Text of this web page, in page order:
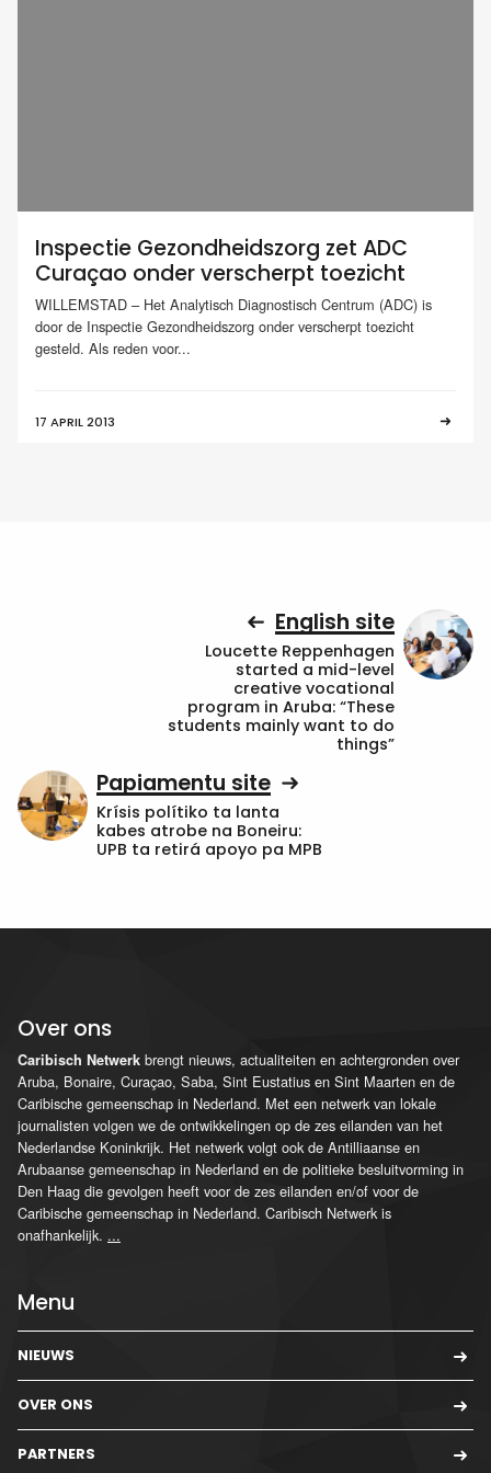
Inspectie Gezondheidszorg zet ADC
Curaçao onder verscherpt toezicht
WILLEMSTAD – Het Analytisch Diagnostisch Centrum (ADC) is
door de Inspectie Gezondheidszorg onder verscherpt toezicht
gesteld. Als reden voor...
17 APRIL 2013
English site
Loucette Reppenhagen
started a mid-level
creative vocational
program in Aruba: “These
students mainly want to do
things”
Papiamentu site
Krísis polítiko ta lanta
kabes atrobe na Boneiru:
UPB ta retirá apoyo pa MPB
Over ons
Caribisch Netwerk brengt nieuws, actualiteiten en achtergronden over
Aruba, Bonaire, Curaçao, Saba, Sint Eustatius en Sint Maarten en de
Caribische gemeenschap in Nederland. Met een netwerk van lokale
journalisten volgen we de ontwikkelingen op de zes eilanden van het
Nederlandse Koninkrijk. Het netwerk volgt ook de Antilliaanse en
Arubaanse gemeenschap in Nederland en de politieke besluitvorming in
Den Haag die gevolgen heeft voor de zes eilanden en/of voor de
Caribische gemeenschap in Nederland. Caribisch Netwerk is
onafhankelijk. ...
Menu
NIEUWS
OVER ONS
PARTNERS